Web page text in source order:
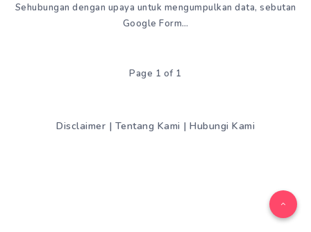
Sehubungan dengan upaya untuk mengumpulkan data, sebutan
Google Form…
Page 1 of 1
Disclaimer | Tentang Kami | Hubungi Kami